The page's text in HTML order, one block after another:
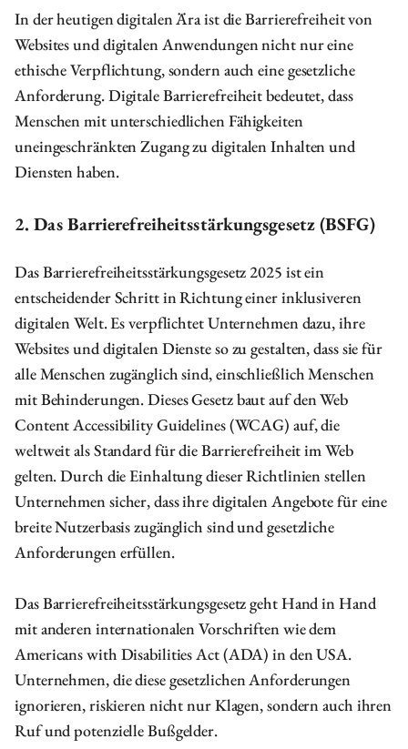
In der heutigen digitalen Ära ist die Barrierefreiheit von
Websites und digitalen Anwendungen nicht nur eine
ethische Verpflichtung, sondern auch eine gesetzliche
Anforderung. Digitale Barrierefreiheit bedeutet, dass
Menschen mit unterschiedlichen Fähigkeiten
uneingeschränkten Zugang zu digitalen Inhalten und
Diensten haben.
2. Das Barrierefreiheitsstärkungsgesetz (BSFG)
Das Barrierefreiheitsstärkungsgesetz 2025 ist ein
entscheidender Schritt in Richtung einer inklusiveren
digitalen Welt. Es verpflichtet Unternehmen dazu, ihre
Websites und digitalen Dienste so zu gestalten, dass sie für
alle Menschen zugänglich sind, einschließlich Menschen
mit Behinderungen. Dieses Gesetz baut auf den Web
Content Accessibility Guidelines (WCAG) auf, die
weltweit als Standard für die Barrierefreiheit im Web
gelten. Durch die Einhaltung dieser Richtlinien stellen
Unternehmen sicher, dass ihre digitalen Angebote für eine
breite Nutzerbasis zugänglich sind und gesetzliche
Anforderungen erfüllen.
Das Barrierefreiheitsstärkungsgesetz geht Hand in Hand
mit anderen internationalen Vorschriften wie dem
Americans with Disabilities Act (ADA) in den USA.
Unternehmen, die diese gesetzlichen Anforderungen
ignorieren, riskieren nicht nur Klagen, sondern auch ihren
Ruf und potenzielle Bußgelder.